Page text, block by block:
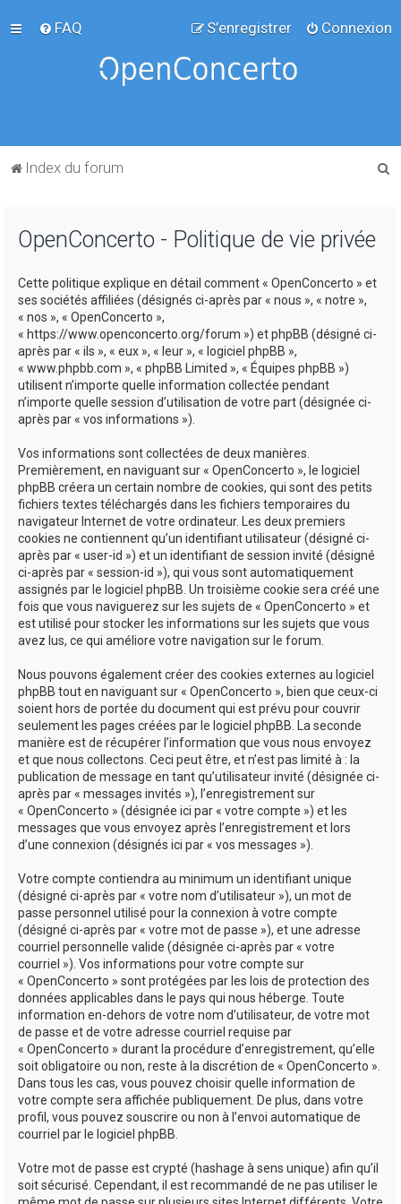
FAQ Connexion
S’enregistrer
Index du forum
OpenConcerto - Politique de vie privée
Cette politique explique en détail comment « OpenConcerto » et
ses sociétés affiliées (désignés ci-après par « nous », « notre »,
« nos », « OpenConcerto »,
« https://www.openconcerto.org/forum ») et phpBB (désigné ci-
après par « ils », « eux », « leur », « logiciel phpBB »,
« www.phpbb.com », « phpBB Limited », « Équipes phpBB »)
utilisent n’importe quelle information collectée pendant
n’importe quelle session d’utilisation de votre part (désignée ci-
après par « vos informations »).
Vos informations sont collectées de deux manières.
Premièrement, en naviguant sur « OpenConcerto », le logiciel
phpBB créera un certain nombre de cookies, qui sont des petits
fichiers textes téléchargés dans les fichiers temporaires du
navigateur Internet de votre ordinateur. Les deux premiers
cookies ne contiennent qu’un identifiant utilisateur (désigné ci-
après par « user-id ») et un identifiant de session invité (désigné
ci-après par « session-id »), qui vous sont automatiquement
assignés par le logiciel phpBB. Un troisième cookie sera créé une
fois que vous naviguerez sur les sujets de « OpenConcerto » et
est utilisé pour stocker les informations sur les sujets que vous
avez lus, ce qui améliore votre navigation sur le forum.
Nous pouvons également créer des cookies externes au logiciel
phpBB tout en naviguant sur « OpenConcerto », bien que ceux-ci
soient hors de portée du document qui est prévu pour couvrir
seulement les pages créées par le logiciel phpBB. La seconde
manière est de récupérer l’information que vous nous envoyez
et que nous collectons. Ceci peut être, et n’est pas limité à : la
publication de message en tant qu’utilisateur invité (désignée ci-
après par « messages invités »), l’enregistrement sur
« OpenConcerto » (désignée ici par « votre compte ») et les
messages que vous envoyez après l’enregistrement et lors
d’une connexion (désignés ici par « vos messages »).
Votre compte contiendra au minimum un identifiant unique
(désigné ci-après par « votre nom d’utilisateur »), un mot de
passe personnel utilisé pour la connexion à votre compte
(désigné ci-après par « votre mot de passe »), et une adresse
courriel personnelle valide (désignée ci-après par « votre
courriel »). Vos informations pour votre compte sur
« OpenConcerto » sont protégées par les lois de protection des
données applicables dans le pays qui nous héberge. Toute
information en-dehors de votre nom d’utilisateur, de votre mot
de passe et de votre adresse courriel requise par
« OpenConcerto » durant la procédure d’enregistrement, qu’elle
soit obligatoire ou non, reste à la discrétion de « OpenConcerto ».
Dans tous les cas, vous pouvez choisir quelle information de
votre compte sera affichée publiquement. De plus, dans votre
profil, vous pouvez souscrire ou non à l’envoi automatique de
courriel par le logiciel phpBB.
Votre mot de passe est crypté (hashage à sens unique) afin qu’il
soit sécurisé. Cependant, il est recommandé de ne pas utiliser le